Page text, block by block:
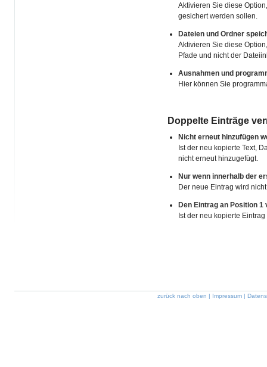
Aktivieren Sie diese
gesichert werden sollen.
Dateien und Ordner
Aktivieren Sie diese
Pfade und nicht der
Ausnahmen und
Hier können Sie
Doppelte Einträge
Nicht erneut hinzufügen
Ist der neu kopierte Text,
nicht erneut hinzugefügt.
Nur wenn innerhalb der
Der neue Eintrag wird
Den Eintrag an Position 1
Ist der neu kopierte
zurück nach oben | Impressum|